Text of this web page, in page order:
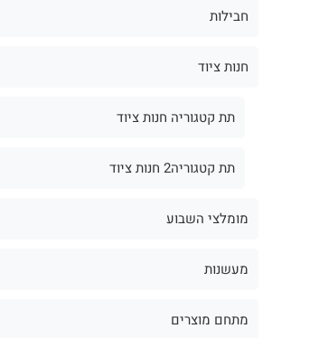
חבילות
חנות ציוד
תת קטגוריה חנות ציוד
תת קטגוריה2 חנות ציוד
מומלצי השבוע
מעשנות
מתחם מוצרים